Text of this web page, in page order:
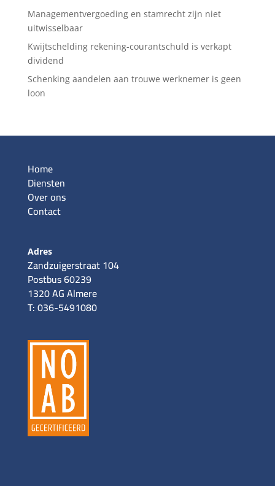
Managementvergoeding en stamrecht zijn niet
uitwisselbaar
Kwijtschelding rekening-courantschuld is verkapt
dividend
Schenking aandelen aan trouwe werknemer is geen
loon
Home
Diensten
Over ons
Contact
Adres
Zandzuigerstraat 104
Postbus 60239
1320 AG Almere
T: 036-5491080